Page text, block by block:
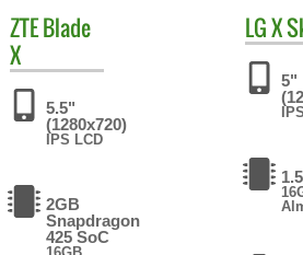
ZTEBlade
X
5.5"
(1280x720)
IPS LCD
2GB
Snapdragon
425 SoC
LGX
5"